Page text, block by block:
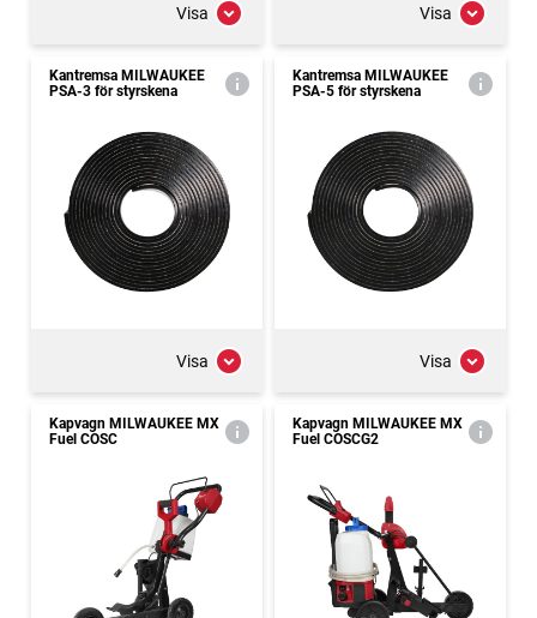
Visa Visa
Kantremsa MILWAUKEE
PSA-3 för styrskena
Visa
Kantremsa MILWAUKEE
PSA-5 för styrskena
Visa
Kapvagn MILWAUKEE MX
Fuel COSC
Kapvagn MILWAUKEE MX
Fuel COSCG2